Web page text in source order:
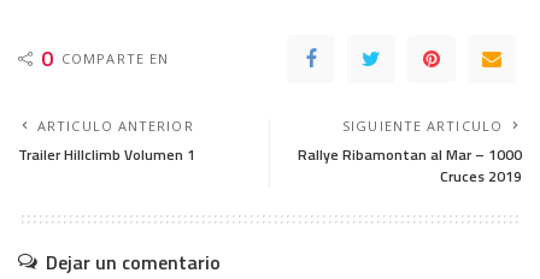
0 COMPARTE EN
ARTICULO ANTERIOR
Trailer Hillclimb Volumen 1
SIGUIENTE ARTICULO
Rallye Ribamontan al Mar – 1000
Cruces 2019
Dejar un comentario